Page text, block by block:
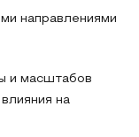
направлениями
и масштабов
на